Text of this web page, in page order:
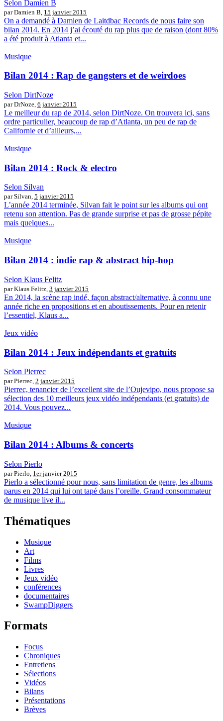
Selon Damien B
par Damien B, 15 janvier 2015
On a demandé à Damien de Laitdbac Records de nous faire son
bilan 2014. En 2014 j’ai écouté du rap plus que de raison (dont 80%
a été produit à Atlanta et...
Musique
Bilan 2014 : Rap de gangsters et de weirdoes
Selon DirtNoze
par DrNoze, 6 janvier 2015
Le meilleur du rap de 2014, selon DirtNoze. On trouvera ici, sans
ordre particulier, beaucoup de rap d’Atlanta, un peu de rap de
Californie et d’ailleurs,...
Musique
Bilan 2014 : Rock & electro
Selon Silvan
par Silvan, 5 janvier 2015
L’année 2014 terminée, Silvan fait le point sur les albums qui ont
retenu son attention. Pas de grande surprise et pas de grosse pépite
mais quelques...
Musique
Bilan 2014 : indie rap & abstract hip-hop
Selon Klaus Felitz
par Klaus Felitz, 3 janvier 2015
En 2014, la scène rap indé, façon abstract/alternative, à connu une
année riche en propositions et en aboutissements. Pour en retenir
l’essentiel, Klaus a...
Jeux vidéo
Bilan 2014 : Jeux indépendants et gratuits
Selon Pierrec
par Pierrec, 2 janvier 2015
Pierrec, tenancier de l’excellent site de l’Oujevipo, nous propose sa
sélection des 10 meilleurs jeux vidéo indépendants (et gratuits) de
2014. Vous pouvez...
Musique
Bilan 2014 : Albums & concerts
Selon Pierlo
par Pierlo, 1er janvier 2015
Pierlo a sélectionné pour nous, sans limitation de genre, les albums
parus en 2014 qui lui ont tapé dans l’oreille. Grand consommateur
de musique live il...
Thématiques
Musique
Art
Films
Livres
Jeux vidéo
conférences
documentaires
SwampDiggers
Formats
Focus
Chroniques
Entretiens
Sélections
Vidéos
Bilans
Présentations
Brèves